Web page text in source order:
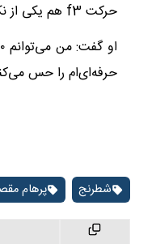
حرکت f3 هم یکی از نکات کلیدی بود.
حرفه‌ای‌ام را حس
شطرنج پرهام